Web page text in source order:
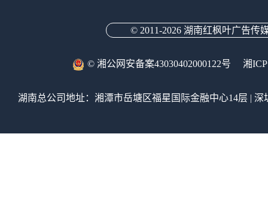
© 2011-2026 湖南红枫叶广告传
© 湘公网安备案43030402000122号 湘
湖南总公司地址：湘潭市岳塘区福星国际金融中心14层 |